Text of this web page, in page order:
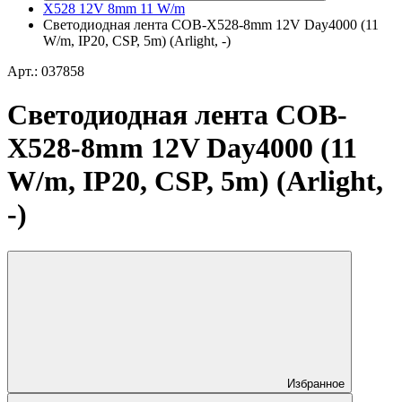
X528 12V 8mm 11 W/m
Светодиодная лента COB-X528-8mm 12V Day4000 (11
W/m, IP20, CSP, 5m) (Arlight, -)
Арт.: 037858
Светодиодная лента COB-
X528-8mm 12V Day4000 (11
W/m, IP20, CSP, 5m) (Arlight,
-)
Избранное